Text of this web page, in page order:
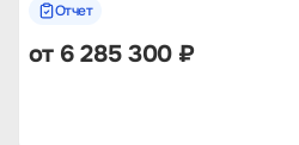
Отчет
от 6 285 300₽